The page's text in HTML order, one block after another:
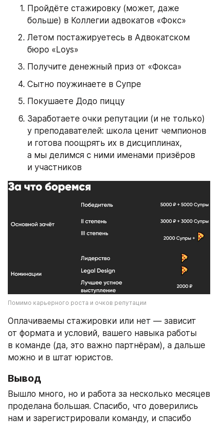
Пройдёте стажировку (может, даже
больше) в Коллегии адвокатов «Фокс»
Летом постажируетесь в Адвокатском
бюро «Loys»
Получите денежный приз от «Фокса»
Сытно поужинаете в Супре
Покушаете Додо пиццу
Заработаете очки репутации (и не только)
у преподавателей: школа ценит чемпионов
и готова поощрять их в дисциплинах,
а мы делимся с ними именами призёров
и участников
Помимо карьерного роста и очков репутации
Оплачиваемы стажировки или нет — зависит
от формата и условий, вашего навыка работы
в команде (да, это важно партнёрам), а дальше
можно и в штат юристов.
Вывод
Вышло много, но и работа за несколько месяцев
проделана большая. Спасибо, что доверились
нам и зарегистрировали команду, и спасибо